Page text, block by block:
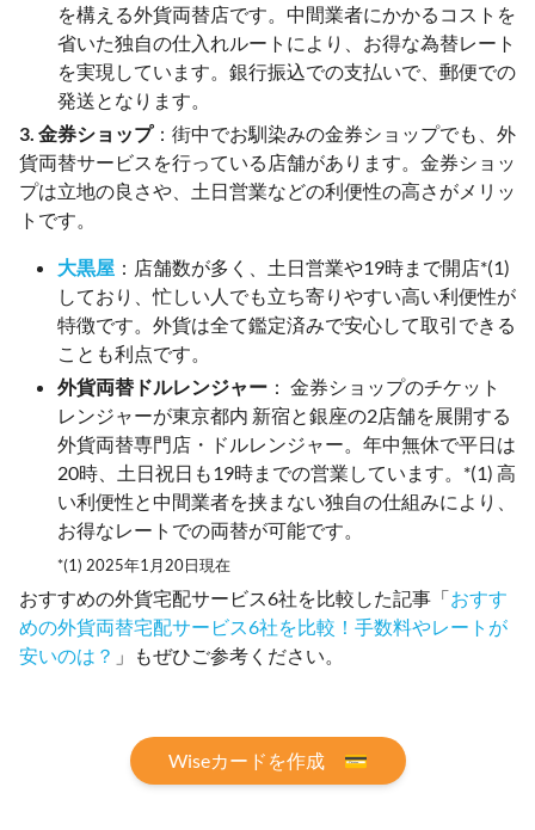
を構える外貨両替店です。中間業者にかかるコストを
省いた独自の仕入れルートにより、お得な為替レート
を実現しています。銀行振込での支払いで、郵便での
発送となります。
3. 金券ショップ：街中でお馴染みの金券ショップでも、外
貨両替サービスを行っている店舗があります。金券ショッ
プは立地の良さや、土日営業などの利便性の高さがメリッ
トです。
大黒屋 ：店舗数が多く、土日営業や19時まで開店*(1)
しており、忙しい人でも立ち寄りやすい高い利便性が
特徴です。外貨は全て鑑定済みで安心して取引できる
ことも利点です。
外貨両替ドルレンジャー ： 金券ショップのチケット
レンジャーが東京都内 新宿と銀座の2店舗を展開する
外貨両替専門店・ドルレンジャー。年中無休で平日は
20時、土日祝日も19時までの営業しています。*(1) 高
い利便性と中間業者を挟まない独自の仕組みにより、
お得なレートでの両替が可能です。
*(1) 2025年1月20日現在
おすすめの外貨宅配サービス6社を比較した記事「おすす
めの外貨両替宅配サービス6社を比較！手数料やレートが
安いのは？ 」もぜひご参考ください。
Wiseカードを作成 💳